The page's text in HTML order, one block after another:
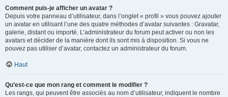
Comment puis-je afficher un avatar ?
Depuis votre panneau d’utilisateur, dans l’onglet « profil » vous pouvez ajouter
un avatar en utilisant l’une des quatre méthodes d’avatar suivantes : Gravatar,
galerie, distant ou importé. L’administrateur du forum peut activer ou non les
avatars et décider de la manière dont ils sont mis à disposition. Si vous ne
pouvez pas utiliser d’avatar, contactez un administrateur du forum.
Haut
Qu’est-ce que mon rang et comment le modifier ?
Les rangs, qui peuvent être associés au nom d’utilisateur, indiquent le nombre